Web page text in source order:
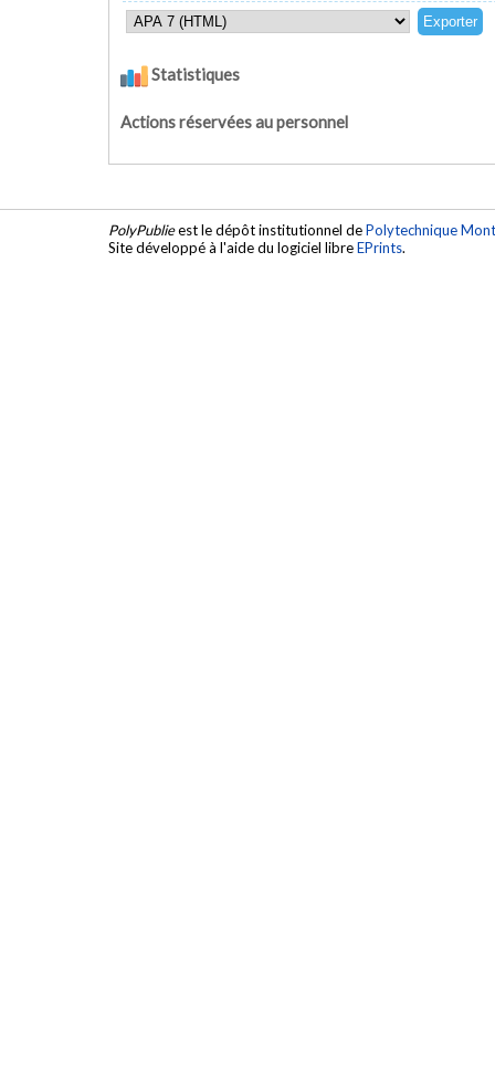
Statistiques
Actions réservées au personnel
PolyPublieest le dépôt institutionnel dePolytechnique
Site développé à l'aide du logiciel libreEPrints.